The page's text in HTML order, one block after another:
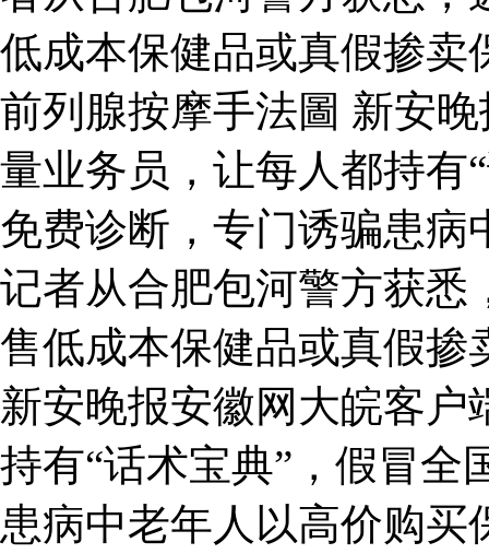
低成本保健品或真假掺卖
前列腺按摩手法圖 新安
量业务员，让每人都持有
免费诊断，专门诱骗患
记者从合肥包河警方获悉
售低成本保健品或真假掺
新安晚报安徽网大皖客
持有“话术宝典”，假冒全
患病中老年人以高价购